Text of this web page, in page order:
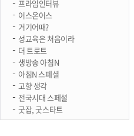
프라임인터뷰
어스온어스
거기어때?
성교육은 처음이라
더 트로트
생방송 아침N
아침N 스페셜
고향 생각
전국시대 스페셜
굿잡, 굿스타트